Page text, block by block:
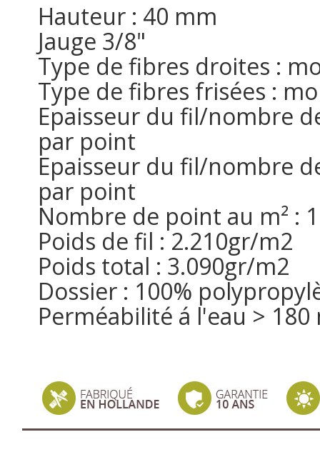
Hauteur : 40 mm
Jauge 3/8"
Type de fibres droites :
Type de fibres frisées :
Epaisseur du fil/nombre
par point
Epaisseur du fil/nombre
par point
Nombre de point au m² :
Poids de fil : 2.210gr/m2
Poids total : 3.090gr/m2
Dossier : 100%
Perméabilité á l'eau >